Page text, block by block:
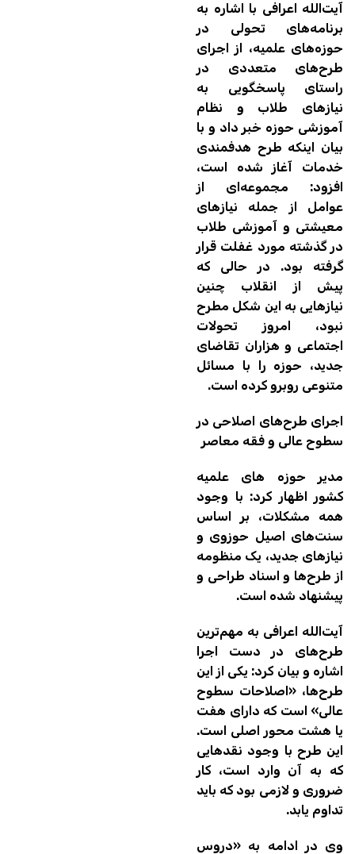
آیت‌الله اعرافی با اشاره به
برنامه‌های تحولی در
حوزه‌های علمیه، از اجرای
طرح‌های متعددی در
راستای پاسخگویی به
نیازهای طلاب و نظام
آموزشی حوزه خبر داد و با
بیان اینکه طرح هدفمندی
خدمات آغاز شده است،
افزود: مجموعه‌ای از
عوامل از جمله نیازهای
معیشتی و آموزشی طلاب
در گذشته مورد غفلت قرار
گرفته بود. در حالی که
پیش از انقلاب چنین
نیازهایی به این شکل مطرح
نبود، امروز تحولات
اجتماعی و هزاران تقاضای
جدید، حوزه را با مسائل
متنوعی روبرو کرده است.
اجرای طرح‌های اصلاحی در
سطوح عالی و فقه معاصر
مدیر حوزه های علمیه
کشور اظهار کرد: با وجود
همه مشکلات، بر اساس
سنت‌های اصیل حوزوی و
نیازهای جدید، یک منظومه
از طرح‌ها و اسناد طراحی و
پیشنهاد شده است.
آیت‌الله اعرافی به مهم‌ترین
طرح‌های در دست اجرا
اشاره و بیان کرد: یکی از این
طرح‌ها، «اصلاحات سطوح
عالی» است که دارای هفت
یا هشت محور اصلی است.
این طرح با وجود نقدهایی
که به آن وارد است، کار
ضروری و لازمی بود که باید
تداوم یابد.
وی در ادامه به «دروس